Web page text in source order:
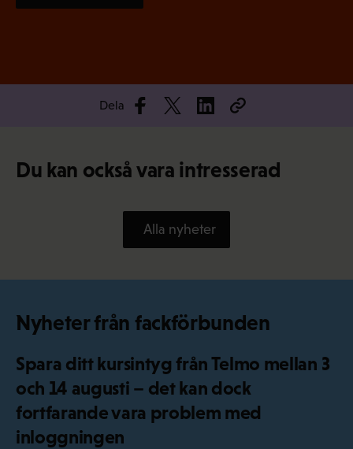
Dela
Du kan också vara intresserad
Alla nyheter
Nyheter från fackförbunden
Spara ditt kursintyg från Telmo mellan 3
och 14 augusti – det kan dock
fortfarande vara problem med
inloggningen